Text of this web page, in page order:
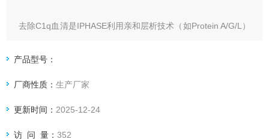
去除C1q血清是IPHASE利用亲和层析技术（如Protein A/G/L）
其他天然成分（如补体、白蛋白、细胞因子等）。适用于需排
产品型号：
厂商性质：生产厂家
更新时间： 2025-12-24
访 问 量：352